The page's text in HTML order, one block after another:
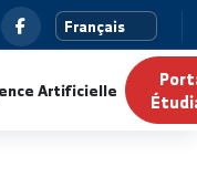
Intelligence